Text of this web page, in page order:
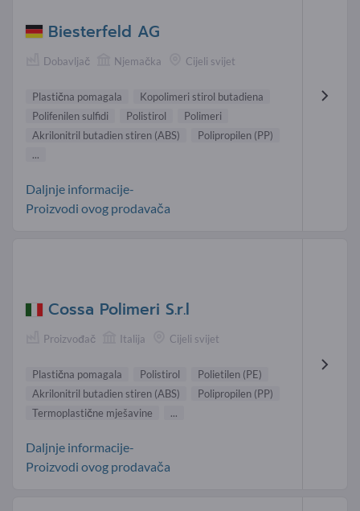
Biesterfeld AG
Dobavljač Njemačka Cijeli svijet
Plastična pomagala
Kopolimeri stirol butadiena
Polifenilen sulfidi
Polistirol
Polimeri
Akrilonitril butadien stiren (ABS)
Polipropilen (PP)
...
Daljnje informacije-
Proizvodi ovog prodavača
Cossa Polimeri S.r.l
Proizvođač Italija Cijeli svijet
Plastična pomagala Polistirol
Polietilen (PE)
Akrilonitril butadien stiren (ABS)
Polipropilen (PP)
Termoplastične mješavine
...
Daljnje informacije-
Proizvodi ovog prodavača